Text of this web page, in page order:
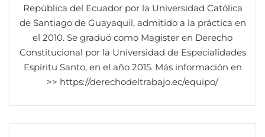
República del Ecuador por la Universidad Católica
de Santiago de Guayaquil, admitido a la práctica en
el 2010. Se graduó como Magister en Derecho
Constitucional por la Universidad de Especialidades
Espíritu Santo, en el año 2015. Más información en
>> https://derechodeltrabajo.ec/equipo/